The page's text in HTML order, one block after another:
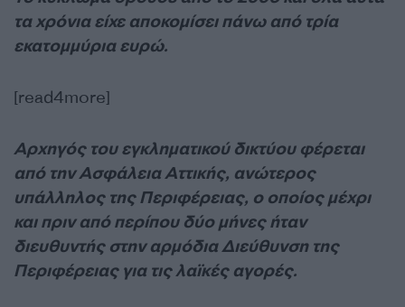
τα χρόνια είχε αποκομίσει πάνω από τρία
εκατομμύρια ευρώ.
[read4more]
Αρχηγός του εγκληματικού δικτύου φέρεται
από την Ασφάλεια Αττικής, ανώτερος
υπάλληλος της Περιφέρειας, ο οποίος μέχρι
και πριν από περίπου δύο μήνες ήταν
διευθυντής στην αρμόδια Διεύθυνση της
Περιφέρειας για τις λαϊκές αγορές.